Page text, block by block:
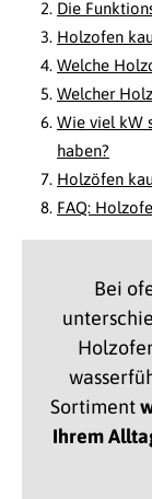
Die
Holzofen
Welche
Welcher
Wie viel kW
haben?
Holzöfen
FAQ:
Bei
Sortiment
Ihrem